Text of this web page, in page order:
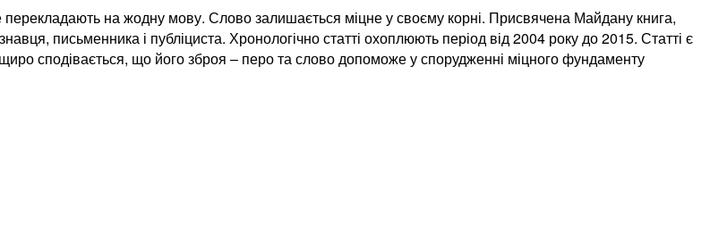
на жодну мову. Слово залишається міцне у своєму корні. Присвячена Майдану книга,
письменника і публіциста. Хронологічно статті охоплюють період від 2004 року до 2015. Статті є
сподівається, що його зброя – перо та слово допоможе у спорудженні міцного фундаменту